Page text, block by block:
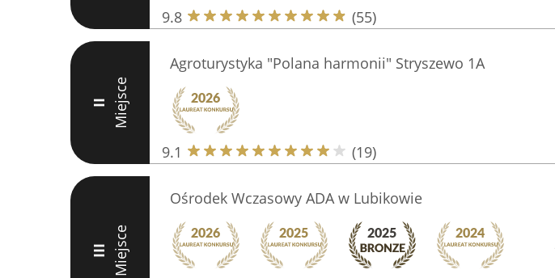
9.8 (55)
II Miejsce
Agroturystyka "Polana harmonii" Stryszewo 1A
9.1 (19)
III Miejsce
Ośrodek Wczasowy ADA w Lubikowie